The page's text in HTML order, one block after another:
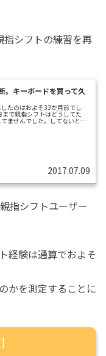
指シフトの練習を再
。キーボードを買って久
たのはおよそ33か月前でし
で親指シフトはどうしてた
ませんでした。してないとい
なくなったというこ...2017.07.09
指シフトユーザー
経験は通算でおよそ
かを測定することに